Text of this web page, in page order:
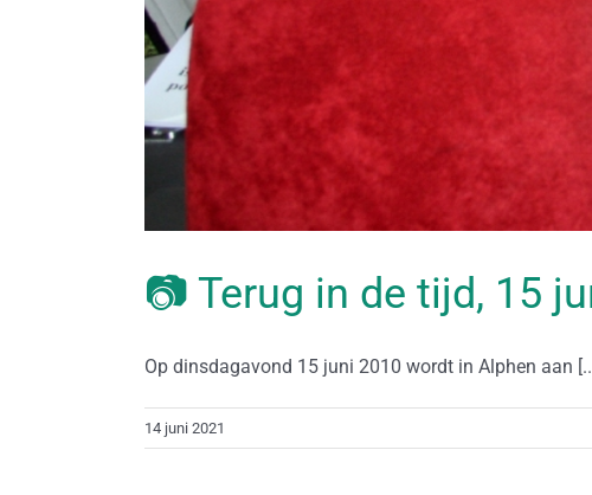
📷 Terug in de tijd, 15
Op dinsdagavond 15 juni 2010 wordt in Alphen aan
14 juni 2021